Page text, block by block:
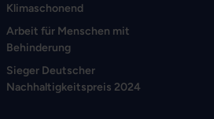
Klimaschonend
Arbeit für Menschen mit
Behinderung
Sieger Deutscher
Nachhaltigkeitspreis 2024